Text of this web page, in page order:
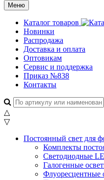
Меню
Каталог товаров
Новинки
Распродажа
Доставка и оплата
Оптовикам
Сервис и поддержка
Приказ №838
Контакты
△
▽
Постоянный свет для
Комплекты
Светодиодные
Галогенные
Флуоресцентные